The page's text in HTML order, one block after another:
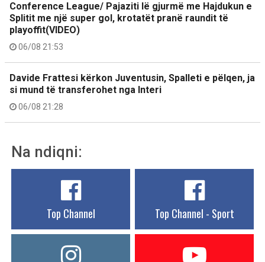
Conference League/ Pajaziti lë gjurmë me Hajdukun e
Splitit me një super gol, krotatët pranë raundit të
playoffit(VIDEO)
06/08 21:53
Davide Frattesi kërkon Juventusin, Spalleti e pëlqen, ja
si mund të transferohet nga Interi
06/08 21:28
Na ndiqni:
Top Channel Top Channel - Sport